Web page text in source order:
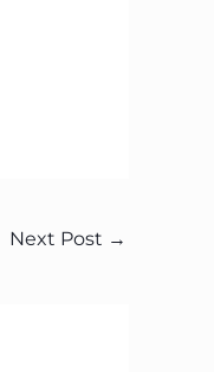
Next Post →